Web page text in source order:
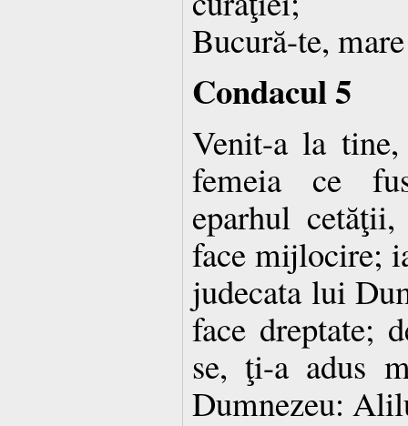
Bucură-te,
Condacul 5
Venit-a la
femeia ce
eparhul
face mijlocire;
judecata lui
face dreptate;
se, ţi-a adus
Dumnezeu: